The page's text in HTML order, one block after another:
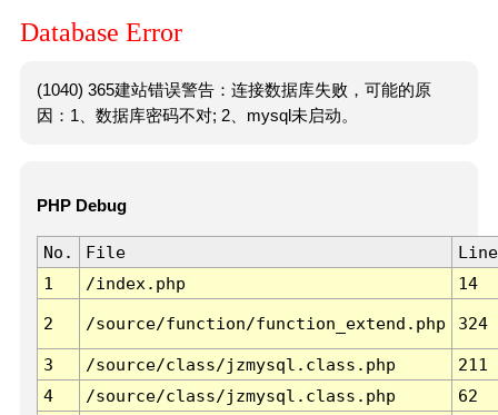
Database Error
(1040) 365建站错误警告：连接数据库失败，可能的原
因：1、数据库密码不对; 2、mysql未启动。
PHP Debug
No. File
Line
1
/index.php 14
2 /source/function/function_extend.php 324
3 /source/class/jzmysql.class.php
211
4
/source/class/jzmysql.class.php
62